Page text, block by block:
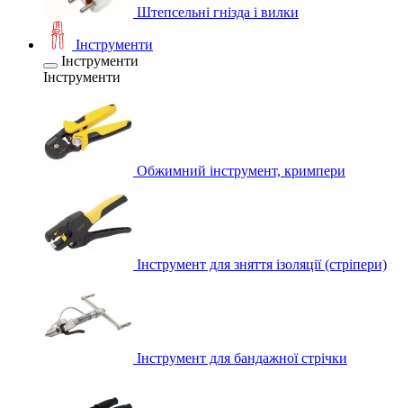
Штепсельні гнізда і вилки
Інструменти
Інструменти
Інструменти
Обжимний інструмент, кримпери
Інструмент для зняття ізоляції (стріпери)
Інструмент для бандажної стрічки